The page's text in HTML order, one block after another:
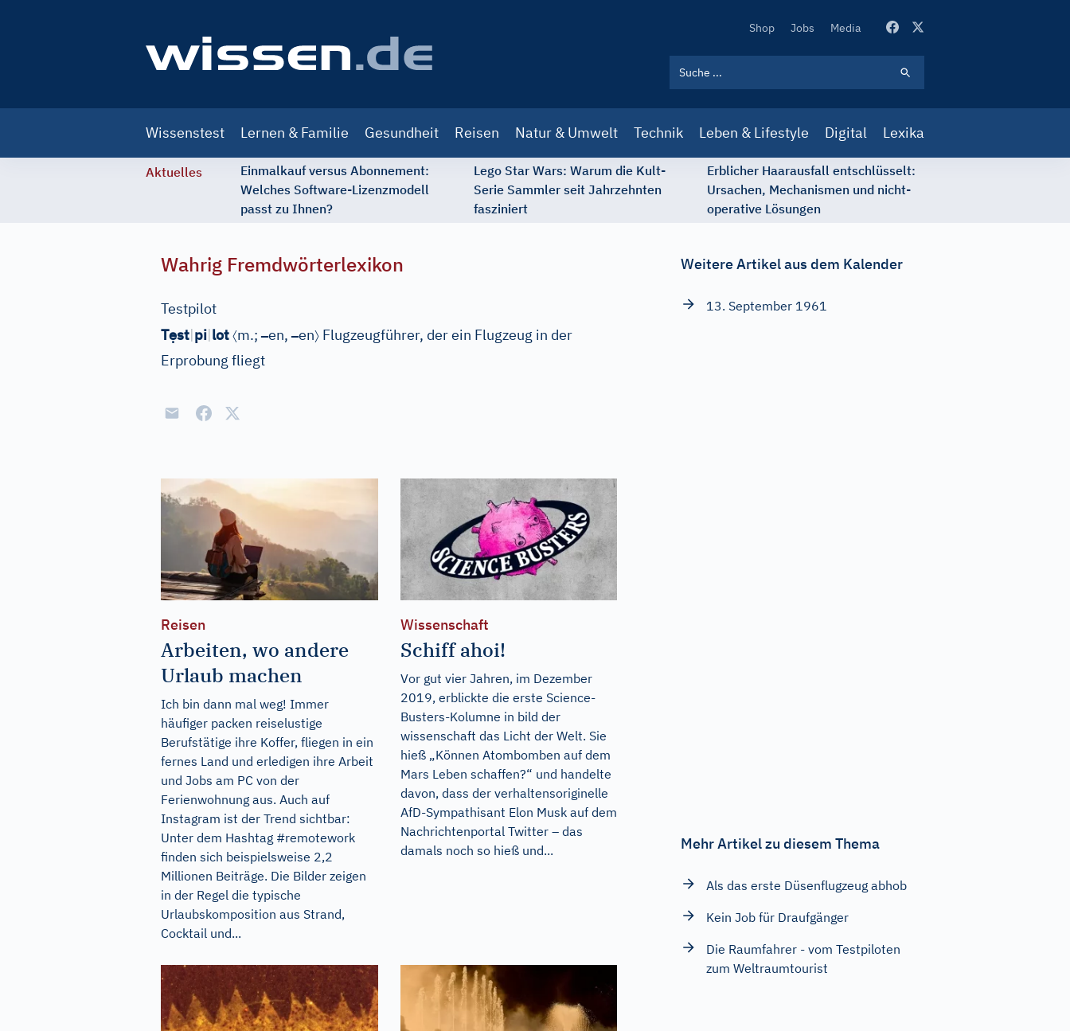
Secondary
Shop Jobs Media
navigation
Wissenstest Lernen & Familie Gesundheit Reisen Natur & Umwelt Technik Leben & Lifestyle Digital Lexika
Aktuelles
Einmalkauf versus Abonnement:
Welches Software-Lizenzmodell
passt zu Ihnen?
Lego Star Wars: Warum die Kult-
Serie Sammler seit Jahrzehnten
fasziniert
Erblicher Haarausfall entschlüsselt:
Ursachen, Mechanismen und nicht-
operative Lösungen
Wahrig Fremdwörterlexikon
Testpilot
Tẹst|pi|lot〈m.;–en,–en〉 Flugzeugführer, der ein Flugzeug in der
Erprobung fliegt
Reisen
Arbeiten, wo andere
Urlaub machen
Ich bin dann mal weg! Immer
häufiger packen reiselustige
Berufstätige ihre Koffer, fliegen in ein
fernes Land und erledigen ihre Arbeit
und Jobs am PC von der
Ferienwohnung aus. Auch auf
Instagram ist der Trend sichtbar:
Unter dem Hashtag #remotework
finden sich beispielsweise 2,2
Millionen Beiträge. Die Bilder zeigen
in der Regel die typische
Urlaubskomposition aus Strand,
Cocktail und...
Wissenschaft
Schiff ahoi!
Vor gut vier Jahren, im Dezember
2019, erblickte die erste Science-
Busters-Kolumne in bild der
wissenschaft das Licht der Welt. Sie
hieß „Können Atombomben auf dem
Mars Leben schaffen?“ und handelte
davon, dass der verhaltensoriginelle
AfD-Sympathisant Elon Musk auf dem
Nachrichtenportal Twitter – das
damals noch so hieß und...
Weitere Artikel aus dem Kalender
13. September 1961
Mehr Artikel zu diesem Thema
Als das erste Düsenflugzeug abhob
Kein Job für Draufgänger
Die Raumfahrer - vom Testpiloten
zum Weltraumtourist